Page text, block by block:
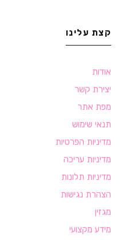
קצת עלינו
אודות
יצירת קשר
מפת אתר
תנאי שימוש
מדיניות הפרטיות
מדיניות עריכה
מדיניות תלונות
הצהרת נגישות
מגזין
מידע מקצועי